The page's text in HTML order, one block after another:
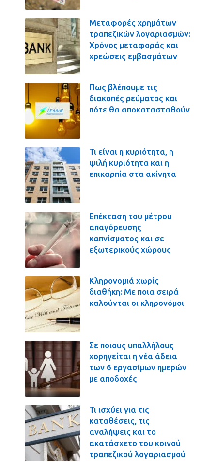
Μεταφορές χρημάτων
τραπεζικών λογαριασμών:
Χρόνος μεταφοράς και
χρεώσεις εμβασμάτων
Πως βλέπουμε τις
διακοπές ρεύματος και
πότε θα αποκατασταθούν
Τι είναι η κυριότητα, η
ψιλή κυριότητα και η
επικαρπία στα ακίνητα
Επέκταση του μέτρου
απαγόρευσης
καπνίσματος και σε
εξωτερικούς χώρους
Κληρονομιά χωρίς
διαθήκη: Με ποια σειρά
καλούνται οι κληρονόμοι
Σε ποιους υπαλλήλους
χορηγείται η νέα άδεια
των 6 εργασίμων ημερών
με αποδοχές
Τι ισχύει για τις
καταθέσεις, τις
αναλήψεις και το
ακατάσχετο του κοινού
τραπεζικού λογαριασμού